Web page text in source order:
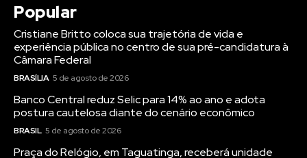
Popular
Cristiane Britto coloca sua trajetória de vida e
experiência pública no centro de sua pré-candidatura à
Câmara Federal
BRASÍLIA 5 de agosto de 2026
Banco Central reduz Selic para 14% ao ano e adota
postura cautelosa diante do cenário econômico
BRASIL 5 de agosto de 2026
Praça do Relógio, em Taguatinga, receberá unidade